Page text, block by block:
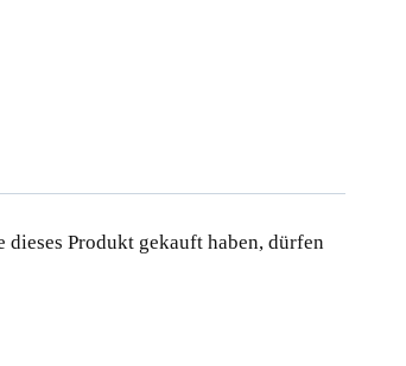
dieses Produkt gekauft haben, dürfen